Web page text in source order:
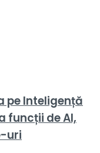
pe Inteligență
funcții de AI,
uri